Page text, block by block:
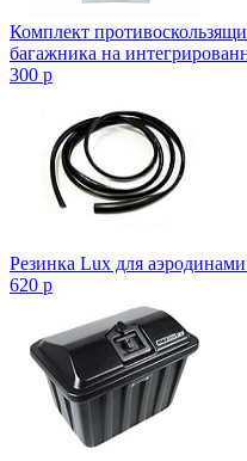
Комплект
багажника на
300 p
Резинка Lux для
620 p